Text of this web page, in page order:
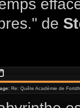
de
Re: Quête Académie de